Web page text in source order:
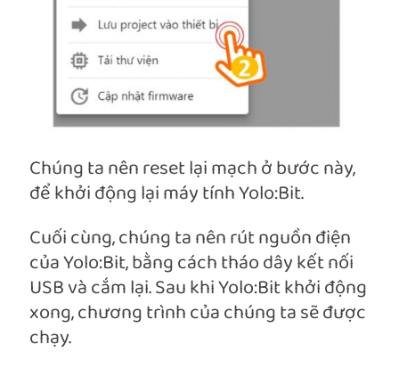
Chúng ta nên reset lại mạch ở bước này,
để khởi động lại máy tính Yolo:Bit.
Cuối cùng, chúng ta nên rút nguồn điện
của Yolo:Bit, bằng cách tháo dây kết nối
USB và cắm lại. Sau khi Yolo:Bit khởi động
xong, chương trình của chúng ta sẽ được
chạy.